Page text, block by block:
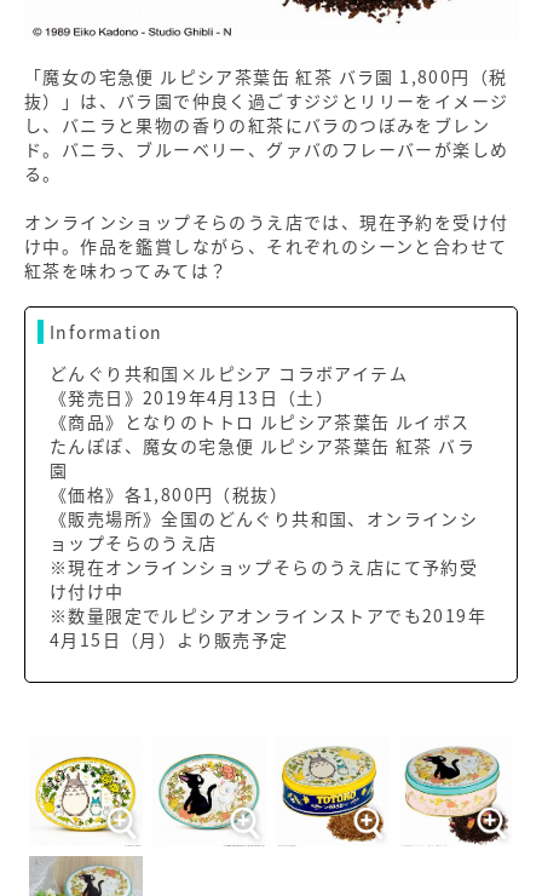
「魔女の宅急便 ルピシア茶葉缶 紅茶 バラ園 1,800円（税
抜）」は、バラ園で仲良く過ごすジジとリリーをイメージ
し、バニラと果物の香りの紅茶にバラのつぼみをブレン
ド。バニラ、ブルーベリー、グァバのフレーバーが楽しめ
る。
オンラインショップそらのうえ店では、現在予約を受け付
け中。作品を鑑賞しながら、それぞれのシーンと合わせて
紅茶を味わってみては？
Information
どんぐり共和国×ルピシア コラボアイテム
《発売日》2019年4月13日（土）
《商品》となりのトトロ ルピシア茶葉缶 ルイボス
たんぽぽ、魔女の宅急便 ルピシア茶葉缶 紅茶 バラ
園
《価格》各1,800円（税抜）
《販売場所》全国のどんぐり共和国、オンラインシ
ョップそらのうえ店
※現在オンラインショップそらのうえ店にて予約受
け付け中
※数量限定でルピシアオンラインストアでも2019年
4月15日（月）より販売予定